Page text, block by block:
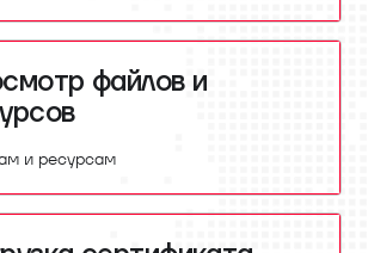
файлов и
и ресурсам